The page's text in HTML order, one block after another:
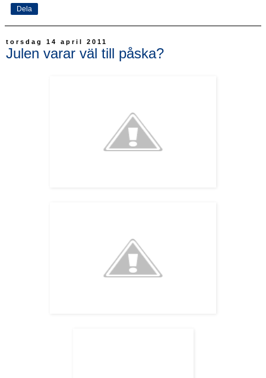
Dela
torsdag 14 april 2011
Julen varar väl till påska?